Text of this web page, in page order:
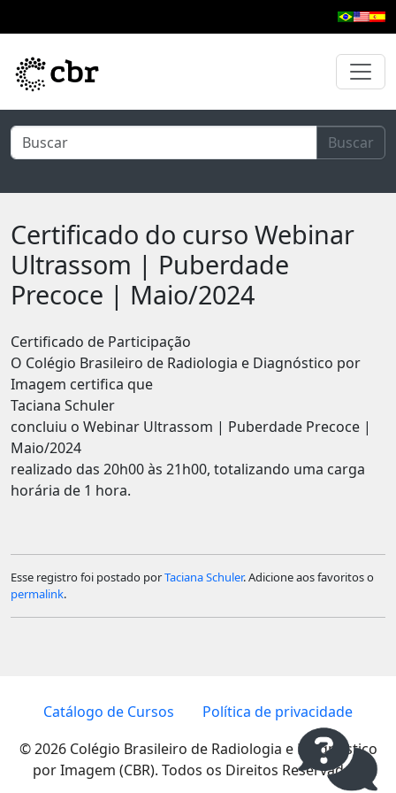
Buscar
Certificado do curso Webinar
Ultrassom | Puberdade
Precoce | Maio/2024
Certificado de Participação
O Colégio Brasileiro de Radiologia e Diagnóstico por
Imagem certifica que
Taciana Schuler
concluiu o Webinar Ultrassom | Puberdade Precoce |
Maio/2024
realizado das 20h00 às 21h00, totalizando uma carga
horária de 1 hora.
Esse registro foi postado porTaciana Schuler. Adicione aos favoritos o
permalink.
Catálogo de Cursos
Política de privacidade
© 2026 Colégio Brasileiro de Radiologia e Diagnóstico
por Imagem (CBR). Todos os Direitos Reservados.